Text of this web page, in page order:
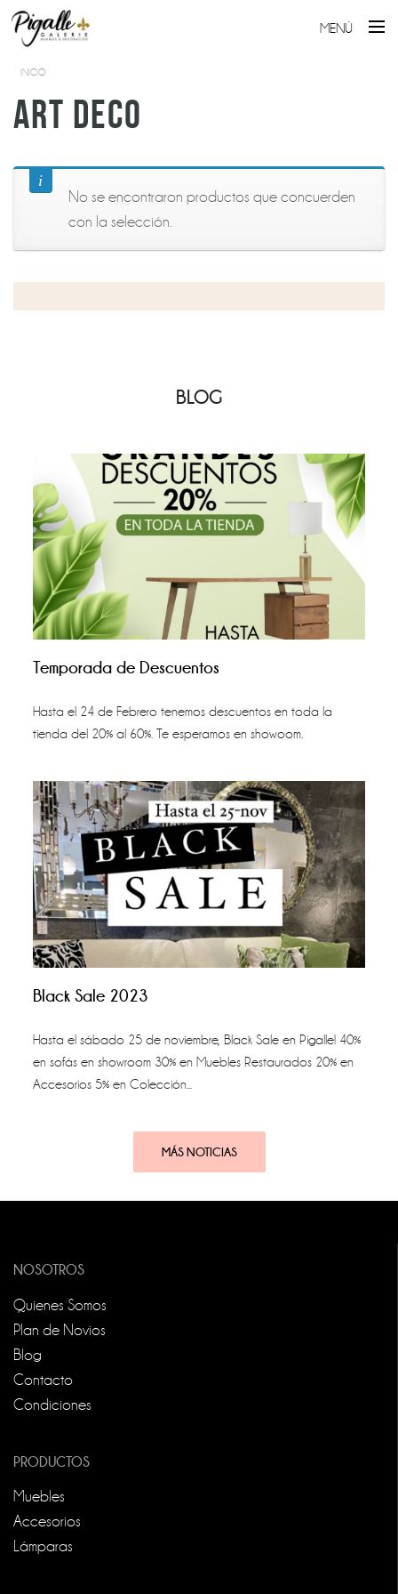
MENÚ
INICIO
ART DECO
No se encontraron productos que concuerden
con la selección.
BLOG
Temporada de Descuentos
Hasta el 24 de Febrero tenemos descuentos en toda la
tienda del 20% al 60%. Te esperamos en showoom.
Black Sale 2023
Hasta el sábado 25 de noviembre, Black Sale en Pigalle! 40%
en sofás en showroom 30% en Muebles Restaurados 20% en
Accesorios 5% en Colección...
MÁS NOTICIAS
NOSOTROS
Quienes Somos
Plan de Novios
Blog
Contacto
Condiciones
PRODUCTOS
Muebles
Accesorios
Lámparas